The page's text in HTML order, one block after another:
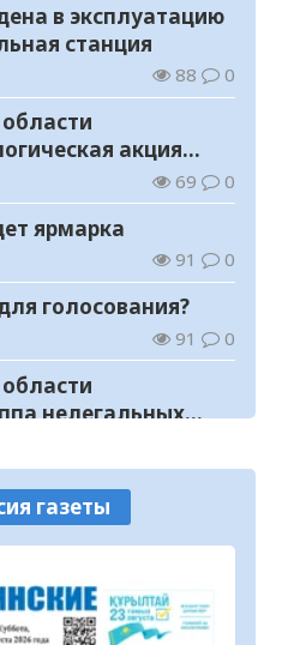
в эксплуатацию
станция
88 0
акция
69 0
ярмарка
91 0
голосования?
91 0
нелегальных
с работой
в
116 0
пройдут
газеты